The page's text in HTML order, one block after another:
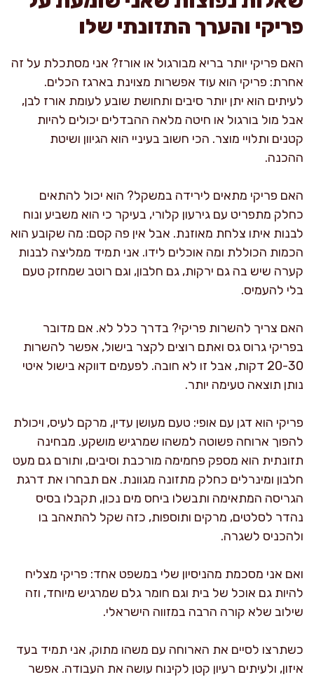
פריקי והערך התזונתי שלו
האם פריקי יותר בריא מבורגול או אורז? אני מסתכלת על זה
אחרת: פריקי הוא עוד אפשרות מצוינת בארגז הכלים.
לעיתים הוא יתן יותר סיבים ותחושת שובע לעומת אורז לבן,
אבל מול בורגול או חיטה מלאה ההבדלים יכולים להיות
קטנים ותלויי מוצר. הכי חשוב בעיניי הוא הגיוון ושיטת
ההכנה.
האם פריקי מתאים לירידה במשקל? הוא יכול להתאים
כחלק מתפריט עם גירעון קלורי, בעיקר כי הוא משביע ונוח
לבנות איתו צלחת מאוזנת. אבל אין פה קסם: מה שקובע הוא
הכמות הכוללת ומה אוכלים לידו. אני תמיד ממליצה לבנות
קערה שיש בה גם ירקות, גם חלבון, וגם רוטב שמחזק טעם
בלי להעמיס.
האם צריך להשרות פריקי? בדרך כלל לא. אם מדובר
בפריקי גרוס גס ואתם רוצים לקצר בישול, אפשר להשרות
20-30 דקות, אבל זו לא חובה. לפעמים דווקא בישול איטי
נותן תוצאה טעימה יותר.
פריקי הוא דגן עם אופי: טעם מעושן עדין, מרקם לעיס, ויכולת
להפוך ארוחה פשוטה למשהו שמרגיש מושקע. מבחינה
תזונתית הוא מספק פחמימה מורכבת וסיבים, ותורם גם מעט
חלבון ומינרלים כחלק מתזונה מגוונת. אם תבחרו את דרגת
הגריסה המתאימה ותבשלו ביחס מים נכון, תקבלו בסיס
נהדר לסלטים, מרקים ותוספות, כזה שקל להתאהב בו
ולהכניס לשגרה.
ואם אני מסכמת מהניסיון שלי במשפט אחד: פריקי מצליח
להיות גם אוכל של בית וגם חומר גלם שמרגיש מיוחד, וזה
שילוב שלא קורה הרבה במזווה הישראלי.
כשתרצו לסיים את הארוחה עם משהו מתוק, אני תמיד בעד
איזון, ולעיתים רעיון קטן לקינוח עושה את העבודה. אפשר